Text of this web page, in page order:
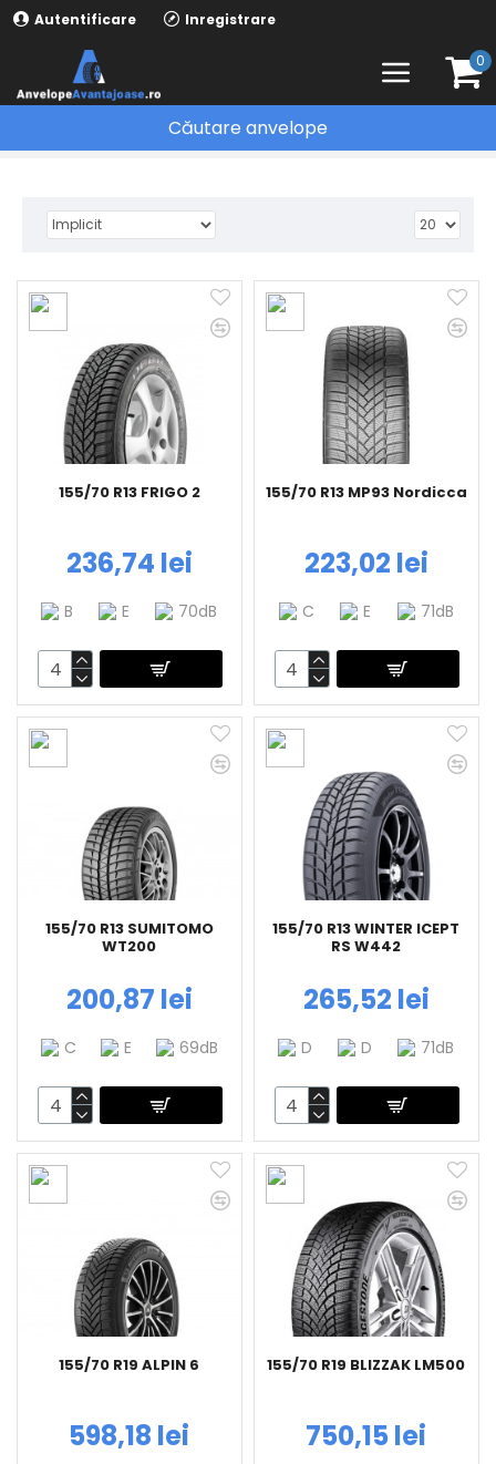
Autentificare Inregistrare
0
Căutare anvelope
155/70 R13 FRIGO 2
236,74 lei
B E 70dB
155/70 R13 MP93 Nordicca
223,02 lei
C E 71dB
155/70 R13 SUMITOMO
WT200
200,87 lei
C E 69dB
155/70 R13 WINTER ICEPT
RS W442
265,52 lei
D D 71dB
155/70 R19 ALPIN 6
598,18 lei
155/70 R19 BLIZZAK LM500
750,15 lei